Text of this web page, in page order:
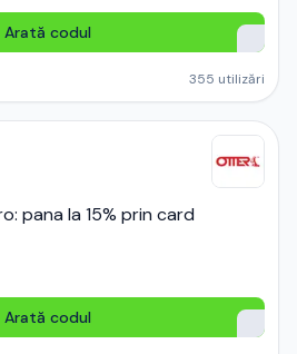
Arată codul
355 utilizări
pana la 15% prin card
Arată codul